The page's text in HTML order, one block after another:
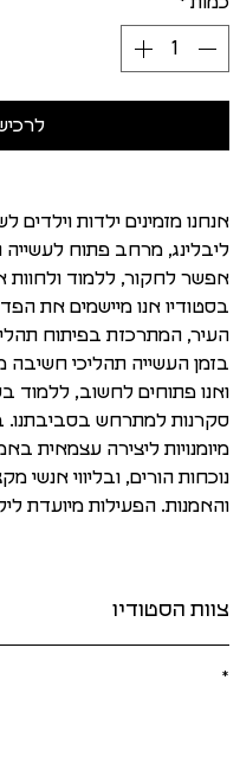
אנחנו מזמינים ילדות
ליבלינג, מרחב פתוח
אפשר לחקור, ללמוד
בסטודיו אנו מיישמים את
העיר, המתרכזת בפיתוח
בזמן העשייה תהליכי
ואנו פתוחים לחשוב, ללמוד
סקרנות למתרחש בסביבתנו.
מיומנויות ליצירה עצמאית
נוכחות הורים, ובליווי אנשי
והאמנות. הפעילות מיועדת לילדים
צוות הסטודיו
בשנקר ותואר שני בחינוך*